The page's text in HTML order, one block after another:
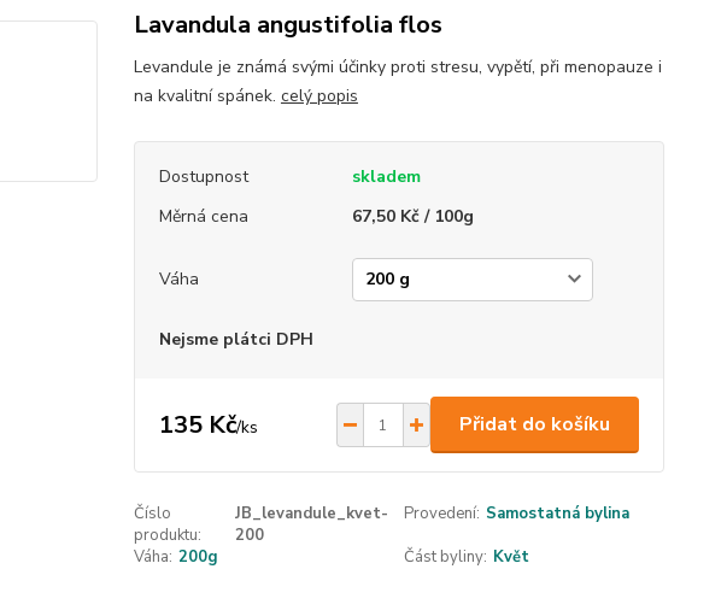
Lavandula angustifolia flos
Levandule je známá svými účinky proti stresu, vypětí, při menopauze i
na kvalitní spánek. celý popis
Dostupnost
skladem
Měrná cena
67,50 Kč / 100g
Váha
Nejsme plátci DPH
135 Kč/ks Přidat do košíku
Číslo
produktu:
JB_levandule_kvet-
200
Provedení: Samostatná bylina
Váha: 200g Část byliny: Květ